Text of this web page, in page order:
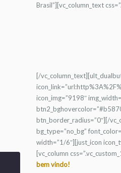
Brasil”][vc_column_text
[/
icon_img=”9198″
btn_border_radius=”0″][/
bg_type=”no_bg”
width=”1/6″][just_icon
[vc_column
bem vindo!